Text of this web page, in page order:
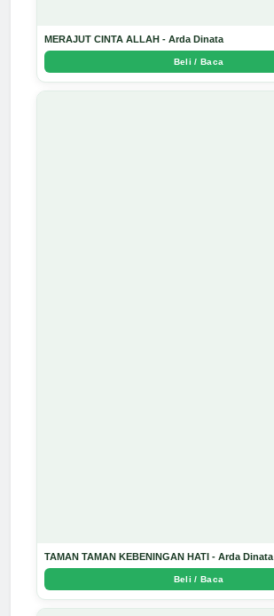
MERAJUT CINTA ALLAH - Arda Dinata
Beli / Baca
TAMAN TAMAN KEBENINGAN HATI - Arda Dinata
Beli / Baca